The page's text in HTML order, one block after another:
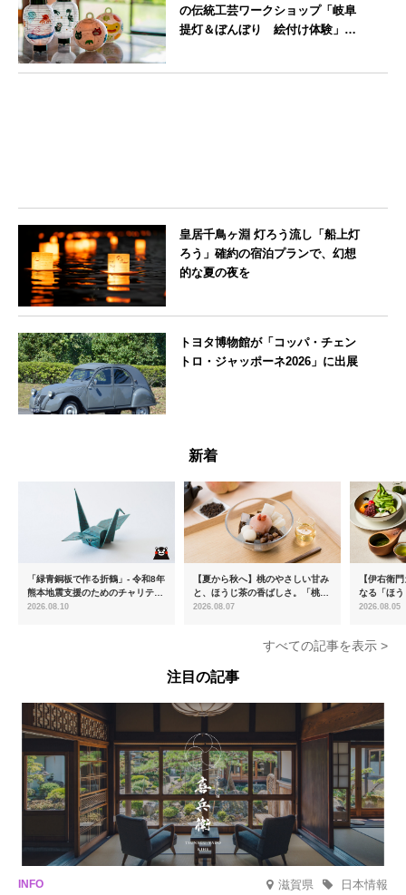
の伝統工芸ワークショップ「岐阜
提灯＆ぼんぼり 絵付け体験」を7
皇居千鳥ヶ淵 灯ろう流し「船上灯
ろう」確約の宿泊プランで、幻想
的な夏の夜を
トヨタ博物館が「コッパ・チェン
トロ・ジャッポーネ2026」に出展
新着
「緑青銅板で作る折鶴」- 令和8年
熊本地震支援のためのチャリティ
ー商品を販売開始
2026.08.10
【夏から秋へ】桃のやさしい甘み
と、ほうじ茶の香ばしさ。「桃と
ほうじ茶のあんみつ」を8月中旬
2026.08.07
【伊右衛
なる「ほ
ける「宇
2026.08.05
すべての記事を表示 >
注目の記事
滋賀県 日本情報